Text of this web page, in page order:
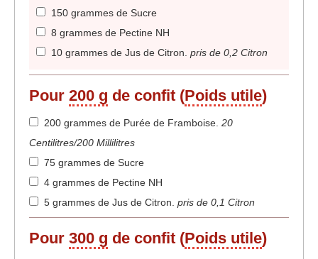
150 grammes de Sucre
8 grammes de Pectine NH
10 grammes de Jus de Citron. pris de 0,2 Citron
Pour 200 g de confit (Poids utile)
200 grammes de Purée de Framboise. 20
Centilitres/200 Millilitres
75 grammes de Sucre
4 grammes de Pectine NH
5 grammes de Jus de Citron. pris de 0,1 Citron
Pour 300 g de confit (Poids utile)